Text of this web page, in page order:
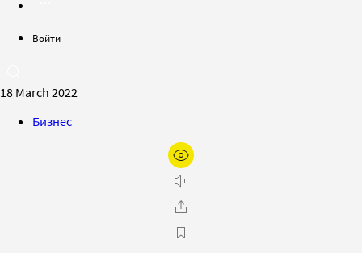
Войти
18 March 2022
Бизнес